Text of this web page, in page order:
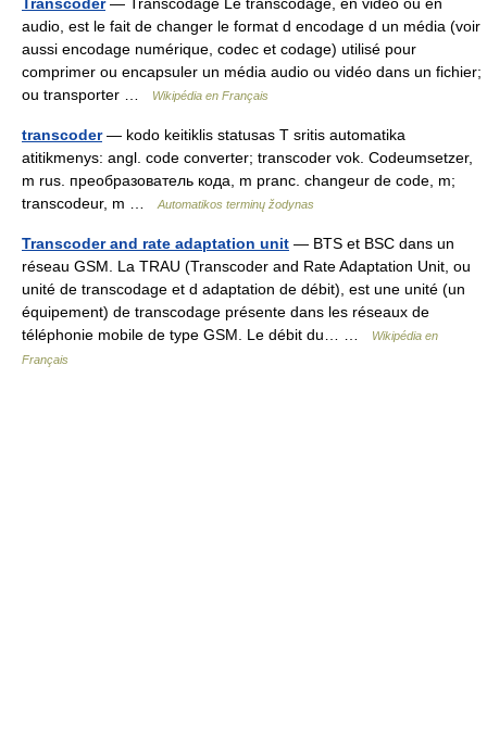
audio, est le fait de changer le format d encodage d un média (voir
aussi encodage numérique, codec et codage) utilisé pour
comprimer ou encapsuler un média audio ou vidéo dans un fichier;
ou transporter …
Wikipédia en Français
transcoder— kodo keitiklis statusas T sritis automatika
atitikmenys: angl. code converter; transcoder vok. Codeumsetzer,
m rus. преобразователь кода, m pranc. changeur de code, m;
transcodeur, m …
Automatikos terminų žodynas
Transcoder and rate adaptation unit — BTS et BSC dans un
réseau GSM. La TRAU (Transcoder and Rate Adaptation Unit, ou
unité de transcodage et d adaptation de débit), est une unité (un
équipement) de transcodage présente dans les réseaux de
téléphonie mobile de type GSM. Le débit du… …
Wikipédia en
Français